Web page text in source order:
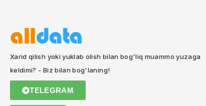
Xarid qilish yoki yuklab olish bilan bog'liq muammo yuzaga
keldimi? - Biz bilan bog'laning!
TELEGRAM